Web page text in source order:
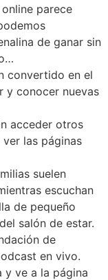
parece
de ganar sin
convertido en el
y conocer nuevas
acceder otros
las páginas
suelen
escuchan
de pequeño
salón de estar.
de
en vivo.
y ve a la página